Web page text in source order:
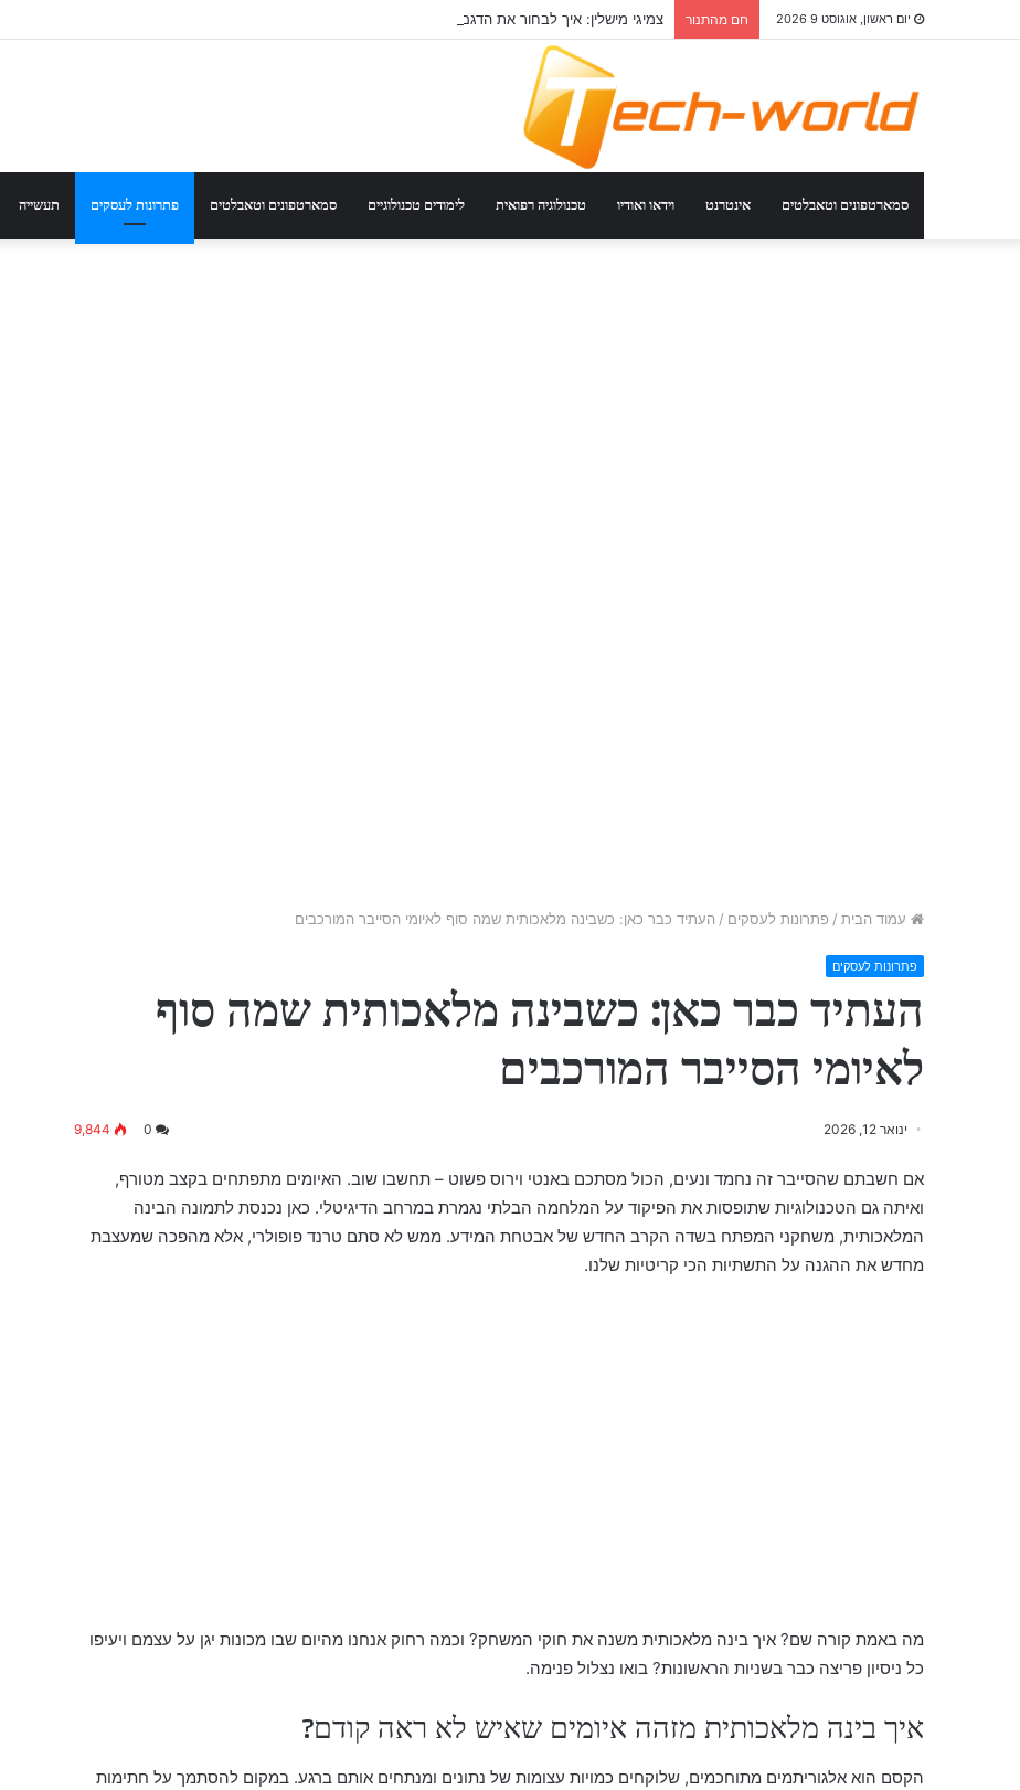
יום ראשון, אוגוסט 9 2026 חם מהתנור צמיגי מישלין: איך לבחור את הדגם הנכון לפי סוג רכב ונסועה
סמארטפונים וטאבלטים אינטרנט וידאו ואודיו טכנולוגיה רפואית לימודים טכנולוגיים סמארטפונים וטאבלטים פתרונות לעסקים תעשייה
עמוד הבית / פתרונות לעסקים / העתיד כבר כאן: כשבינה מלאכותית שמה סוף לאיומי הסייבר המורכבים
פתרונות לעסקים
העתיד כבר כאן: כשבינה מלאכותית שמה סוף
לאיומי הסייבר המורכבים
ינואר 12, 2026 0
9,844
אם חשבתם שהסייבר זה נחמד ונעים, הכול מסתכם באנטי וירוס פשוט – תחשבו שוב. האיומים מתפתחים בקצב מטורף,
ואיתה גם הטכנולוגיות שתופסות את הפיקוד על המלחמה הבלתי נגמרת במרחב הדיגיטלי. כאן נכנסת לתמונה הבינה
המלאכותית, משחקני המפתח בשדה הקרב החדש של אבטחת המידע. ממש לא סתם טרנד פופולרי, אלא מהפכה שמעצבת
מחדש את ההגנה על התשתיות הכי קריטיות שלנו.
מה באמת קורה שם? איך בינה מלאכותית משנה את חוקי המשחק? וכמה רחוק אנחנו מהיום שבו מכונות יגן על עצמם ויעיפו
כל ניסיון פריצה כבר בשניות הראשונות? בואו נצלול פנימה.
איך בינה מלאכותית מזהה איומים שאיש לא ראה קודם?
הקסם הוא אלגוריתמים מתוחכמים, שלוקחים כמויות עצומות של נתונים ומנתחים אותם ברגע. במקום להסתמך על חתימות